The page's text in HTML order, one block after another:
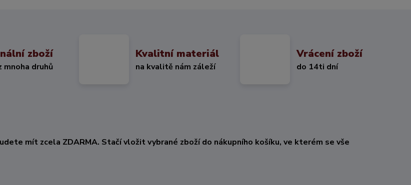
zboží
mnoha druhů
Kvalitní materiál
na kvalitě nám záleží
Vrácení zboží
do 14ti dní
mít zcela ZDARMA. Stačí vložit vybrané zboží do nákupního košíku, ve kterém se vše